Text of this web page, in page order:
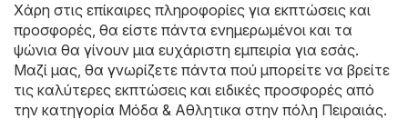
Χάρη στις επίκαιρες πληροφορίες για εκπτώσεις και
προσφορές, θα είστε πάντα ενημερωμένοι και τα
ψώνια θα γίνουν μια ευχάριστη εμπειρία για εσάς.
Μαζί μας, θα γνωρίζετε πάντα πού μπορείτε να βρείτε
τις καλύτερες εκπτώσεις και ειδικές προσφορές από
την κατηγορία Μόδα & Aθλητικα στην πόλη Πειραιάς.